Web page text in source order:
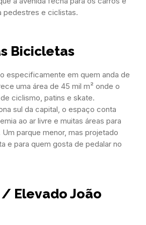
pedestres e ciclistas.
Bicicletas
especificamente em quem anda de
uma área de 45 mil m² onde o
ciclismo, patins e skate.
sul da capital, o espaço conta
ao ar livre e muitas áreas para
parque menor, mas projetado
e para quem gosta de pedalar no
Elevado João